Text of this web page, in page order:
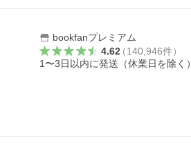
bookfanプレミアム
4.62（140,946件）
1〜3日以内に発送（休業日を除く）